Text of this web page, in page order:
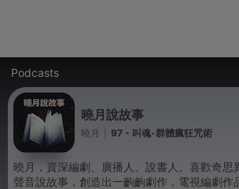
Podcasts
曉月說故事
曉月 97 - 叫魂-群體瘋狂咒術
曉月，資深編劇、廣播人、說書人。喜歡奇思
聲音說故事，創造出一齣齣劇作，電視編劇作